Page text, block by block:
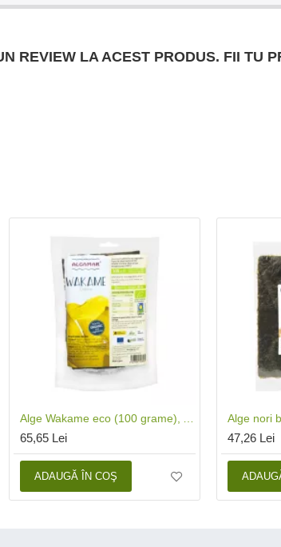
REVIEW LA ACEST PRODUS. FII TU
65,65 Lei
ADAUGĂ ÎN COŞ
47,26 Lei